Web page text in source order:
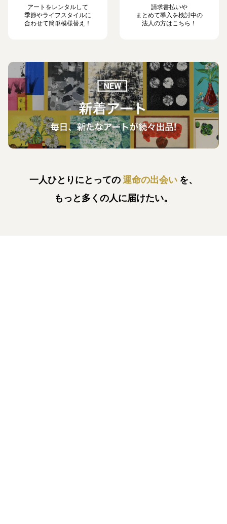
アートをレンタルして
季節やライフスタイルに
合わせて簡単模様替え！
請求書払いや
まとめて導入を検討中の
法人の方はこちら！
一人ひとりにとっての運命の出会い を、
もっと多くの人に届けたい。